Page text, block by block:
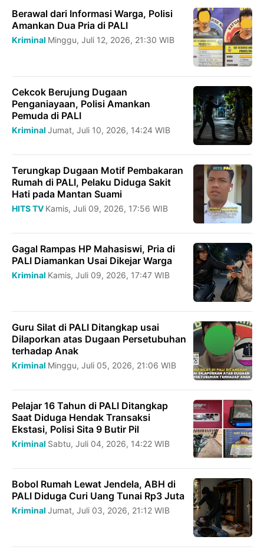
Berawal dari Informasi Warga, Polisi
Amankan Dua Pria di PALI
Kriminal Minggu, Juli 12, 2026, 21:30 WIB
Cekcok Berujung Dugaan
Penganiayaan, Polisi Amankan
Pemuda di PALI
Kriminal Jumat, Juli 10, 2026, 14:24 WIB
Terungkap Dugaan Motif Pembakaran
Rumah di PALI, Pelaku Diduga Sakit
Hati pada Mantan Suami
HITS TV Kamis, Juli 09, 2026, 17:56 WIB
Gagal Rampas HP Mahasiswi, Pria di
PALI Diamankan Usai Dikejar Warga
Kriminal Kamis, Juli 09, 2026, 17:47 WIB
Guru Silat di PALI Ditangkap usai
Dilaporkan atas Dugaan Persetubuhan
terhadap Anak
Kriminal Minggu, Juli 05, 2026, 21:06 WIB
Pelajar 16 Tahun di PALI Ditangkap
Saat Diduga Hendak Transaksi
Ekstasi, Polisi Sita 9 Butir Pil
Kriminal Sabtu, Juli 04, 2026, 14:22 WIB
Bobol Rumah Lewat Jendela, ABH di
PALI Diduga Curi Uang Tunai Rp3 Juta
Kriminal Jumat, Juli 03, 2026, 21:12 WIB